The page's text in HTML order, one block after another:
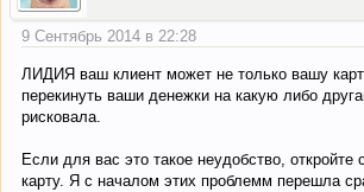
9 Сентябрь 2014 в 22:28
ЛИДИЯ ваш клиент может не только вашу
перекинуть ваши денежки на какую либо
рисковала.
Если для вас это такое неудобство, откройте
карту. Я с началом этих проблемм перешла